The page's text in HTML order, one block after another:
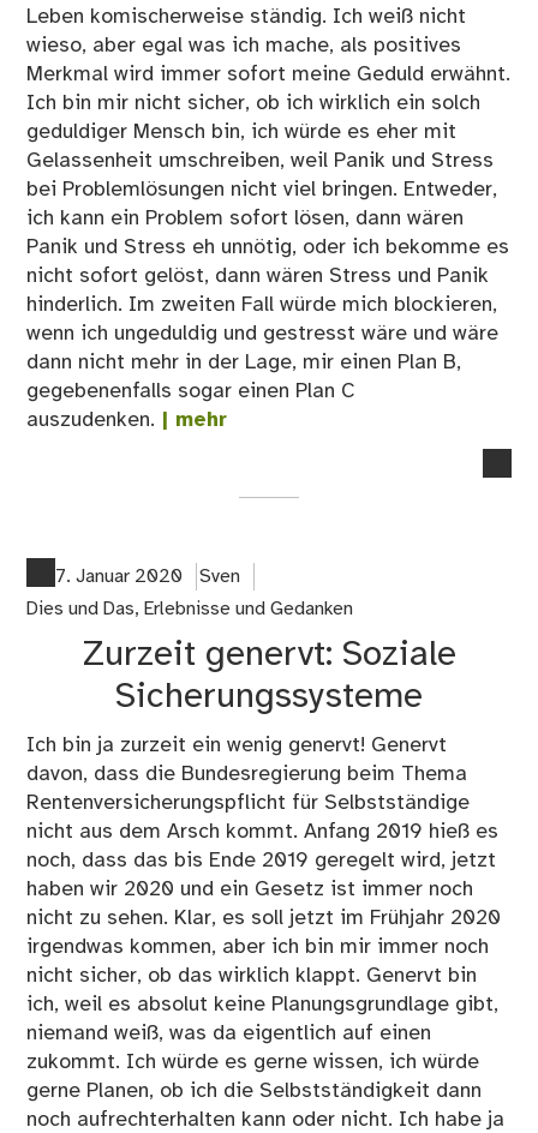
Leben komischerweise ständig. Ich weiß nicht
wieso, aber egal was ich mache, als positives
Merkmal wird immer sofort meine Geduld erwähnt.
Ich bin mir nicht sicher, ob ich wirklich ein solch
geduldiger Mensch bin, ich würde es eher mit
Gelassenheit umschreiben, weil Panik und Stress
bei Problemlösungen nicht viel bringen. Entweder,
ich kann ein Problem sofort lösen, dann wären
Panik und Stress eh unnötig, oder ich bekomme es
nicht sofort gelöst, dann wären Stress und Panik
hinderlich. Im zweiten Fall würde mich blockieren,
wenn ich ungeduldig und gestresst wäre und wäre
dann nicht mehr in der Lage, mir einen Plan B,
gegebenenfalls sogar einen Plan C
auszudenken. | mehr
7. Januar 2020
Sven
Dies und Das, Erlebnisse und Gedanken
Zurzeit genervt: Soziale
Sicherungssysteme
Ich bin ja zurzeit ein wenig genervt! Genervt
davon, dass die Bundesregierung beim Thema
Rentenversicherungspflicht für Selbstständige
nicht aus dem Arsch kommt. Anfang 2019 hieß es
noch, dass das bis Ende 2019 geregelt wird, jetzt
haben wir 2020 und ein Gesetz ist immer noch
nicht zu sehen. Klar, es soll jetzt im Frühjahr 2020
irgendwas kommen, aber ich bin mir immer noch
nicht sicher, ob das wirklich klappt. Genervt bin
ich, weil es absolut keine Planungsgrundlage gibt,
niemand weiß, was da eigentlich auf einen
zukommt. Ich würde es gerne wissen, ich würde
gerne Planen, ob ich die Selbstständigkeit dann
noch aufrechterhalten kann oder nicht. Ich habe ja